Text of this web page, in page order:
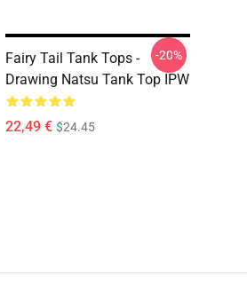
Fairy Tail Tank Tops -
Drawing Natsu Tank Top IPW
22,49 € $24.45
-20%